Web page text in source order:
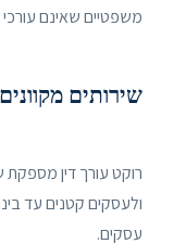
משפטיים שאינם עורכי
שירותים מקוונים
רוקט עורך דין מספקת
ולעסקים קטנים עד
עסקים.